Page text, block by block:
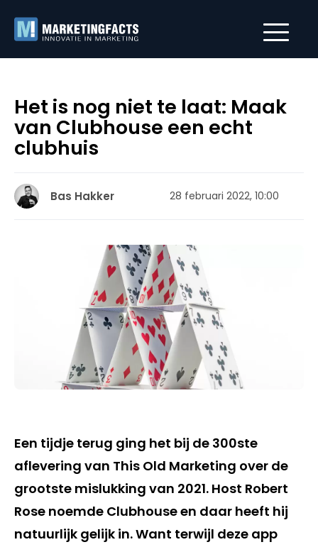
Het is nog niet te laat: Maak
van Clubhouse een echt
clubhuis
Bas Hakker 28 februari 2022, 10:00
Een tijdje terug ging het bij de 300ste
aflevering van This Old Marketing over de
grootste mislukking van 2021. Host Robert
Rose noemde Clubhouse en daar heeft hij
natuurlijk gelijk in. Want terwijl deze app